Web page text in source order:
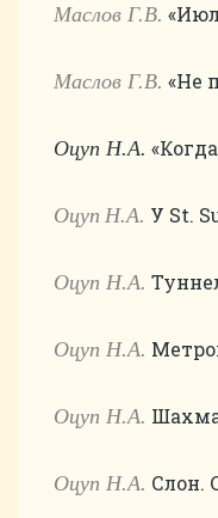
Маслов Г.В.
Маслов Г.В. «Не
Оцуп Н.А.
Оцуп Н.А. У St.
Оцуп Н.А.
Оцуп Н.А.
Оцуп Н.А.
Оцуп Н.А. Слон.